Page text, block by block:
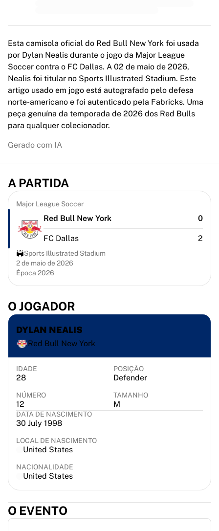
Futebol feminino dos EUA
NWSL
OL Lyonnes
Paris Saint-Germain Feminines
Arsenal WFC
Explorar por país
Basquetebol
Destaques
Charlotte Hornets
Chicago Bulls
Portland Trail Blazers
Virtus Bologna
Ver tudo sobre basquetebol
Principais equipas da NBA
Charlotte Hornets
Chicago Bulls
Portland Trail Blazers
LA Clippers
Ver tudo sobre a NBA
Principais equipas europeias
Beşiktaş Gain
Eslovénia
Virtus Bologna
Guerri Napoli
Outros desportos
Team Visma | Lease a bike
Soudal Quick Step
EF Education
Team Jayco AlUla
Ver tudo sobre ciclismo
Râguebi
France Rugby
Bath Rugby
ASM Clermont Auvergne
Ver tudo sobre râguebi
Críquete
Esta camisola oficial do Red Bull New York foi usada
por Dylan Nealis durante o jogo da Major League
Soccer contra o FC Dallas. A 02 de maio de 2026,
Nealis foi titular no Sports Illustrated Stadium. Este
artigo usado em jogo está autografado pelo defesa
norte-americano e foi autenticado pela Fabricks. Uma
peça genuína da temporada de 2026 dos Red Bulls
para qualquer colecionador.
Gerado com IA
A PARTIDA
Major League Soccer
Red Bull New York 0
FC Dallas 2
Sports Illustrated Stadium
2 de maio de 2026
Época 2026
O JOGADOR
DYLAN NEALIS
Red Bull New York
IDADE
28
POSIÇÃO
Defender
NÚMERO
12
TAMANHO
M
DATA DE NASCIMENTO
30 July 1998
LOCAL DE NASCIMENTO
United States
NACIONALIDADE
United States
O EVENTO